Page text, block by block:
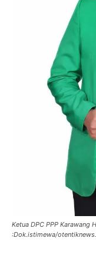
Ketua DPC PPP Karawang
:Dok.istimewa/